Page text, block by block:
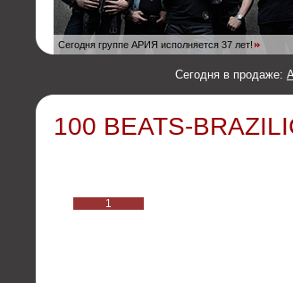
Сегодня группе АРИЯ исполняется 37 лет!
Сегодня в продаже:
100 BEATS-
1